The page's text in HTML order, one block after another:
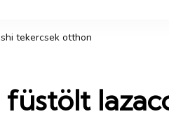
tekercsek otthon
füstölt